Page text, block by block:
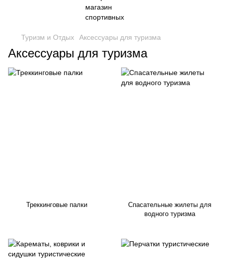
Туризм и Отдых Аксессуары для туризма
Аксессуары для туризма
Треккинговые палки
Спасательные жилеты для
водного туризма